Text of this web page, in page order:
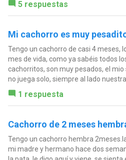
5 respuestas
Mi cachorro es muy
Tengo un cachorro de casi 4 meses,
mes de vida, como ya sabéis todos
cachorritos, son muy pesados, el
no juega solo, siempre al lado nuestra
1 respuesta
Cachorro de 2 meses
Tengo un cachorro hembra
mi madre y hermano hace dos